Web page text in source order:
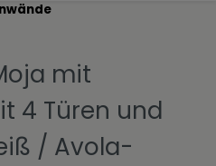
mit
4 Türen und
/ Avola-